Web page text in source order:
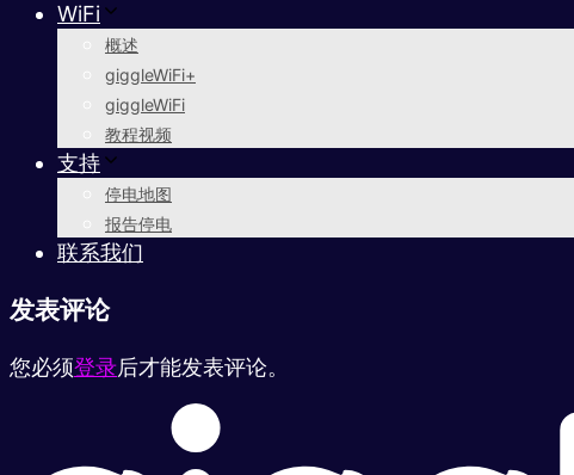
WiFi
概述
giggleWiFi+
giggleWiFi
教程视频
支持
停电地图
报告停电
联系我们
发表评论
您必须登录后才能发表评论。